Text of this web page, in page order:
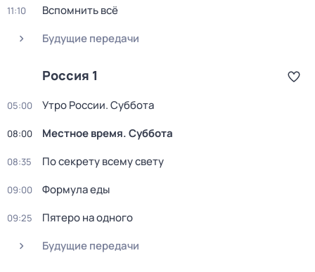
11:10
Вспомнить всё
Будущие передачи
Россия 1
05:00 Утро России. Суббота
08:00 Местное время. Суббота
08:35 По секрету всему свету
09:00 Формула еды
09:25
Пятеро на одного
Будущие передачи